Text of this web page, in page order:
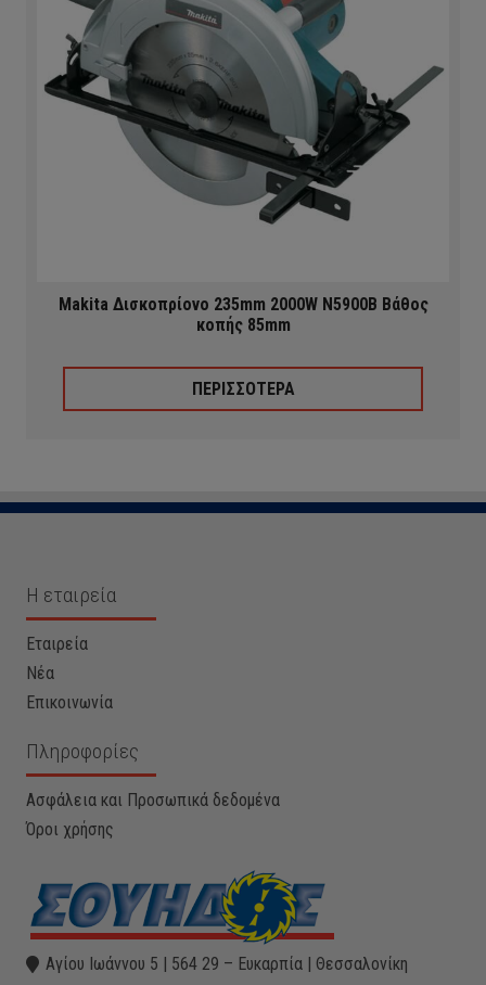
Makita Δισκοπρίονο 235mm 2000W Ν5900Β Βάθος
κοπής 85mm
ΠΕΡΙΣΣΟΤΕΡΑ
Η εταιρεία
Εταιρεία
Νέα
Επικοινωνία
Πληροφορίες
Ασφάλεια και Προσωπικά δεδομένα
Όροι χρήσης
Αγίου Ιωάννου 5 | 564 29 – Ευκαρπία | Θεσσαλονίκη